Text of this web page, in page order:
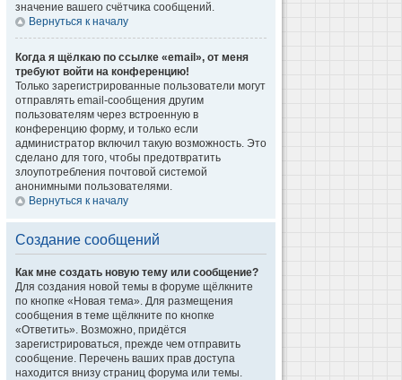
значение вашего счётчика сообщений.
Вернуться к началу
Когда я щёлкаю по ссылке «email», от меня
требуют войти на конференцию!
Только зарегистрированные пользователи могут
отправлять email-сообщения другим
пользователям через встроенную в
конференцию форму, и только если
администратор включил такую возможность. Это
сделано для того, чтобы предотвратить
злоупотребления почтовой системой
анонимными пользователями.
Вернуться к началу
Создание сообщений
Как мне создать новую тему или сообщение?
Для создания новой темы в форуме щёлкните
по кнопке «Новая тема». Для размещения
сообщения в теме щёлкните по кнопке
«Ответить». Возможно, придётся
зарегистрироваться, прежде чем отправить
сообщение. Перечень ваших прав доступа
находится внизу страниц форума или темы.